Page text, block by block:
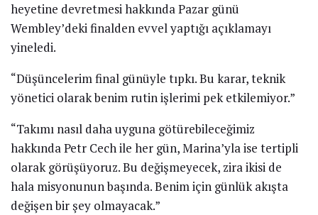
heyetine devretmesi hakkında Pazar günü
Wembley’deki finalden evvel yaptığı açıklamayı
yineledi.
“Düşüncelerim final günüyle tıpkı. Bu karar, teknik
yönetici olarak benim rutin işlerimi pek etkilemiyor.”
“Takımı nasıl daha uyguna götürebileceğimiz
hakkında Petr Cech ile her gün, Marina’yla ise tertipli
olarak görüşüyoruz. Bu değişmeyecek, zira ikisi de
hala misyonunun başında. Benim için günlük akışta
değişen bir şey olmayacak.”